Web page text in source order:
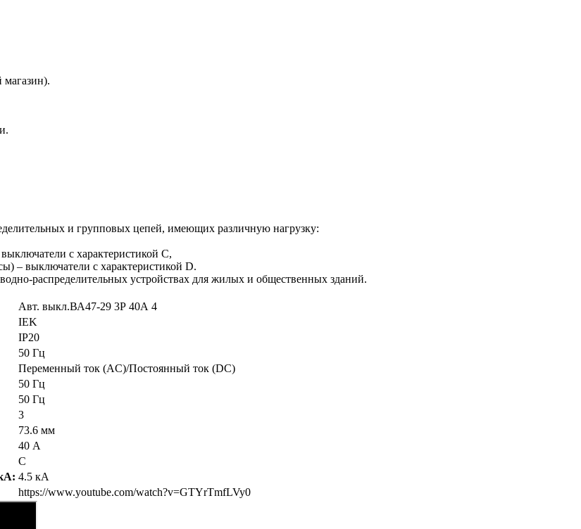
и групповых цепей, имеющих различную нагрузку:
с характеристикой C,
– выключатели с характеристикой D.
распределительных устройствах для жилых и общественных зданий.
Авт. выкл.ВА47-29 3Р 40А 4
IEK
IP20
50 Гц
Переменный ток (AC)/Постоянный ток (DC)
50 Гц
50 Гц
3
73.6 мм
40 А
C
4.5 кА
https://www.youtube.com/watch?v=GTYrTmfLVy0